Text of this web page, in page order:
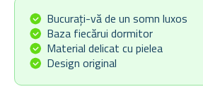
Bucurați-vă de un somn luxos
Baza fiecărui dormitor
Material delicat cu pielea
Design original